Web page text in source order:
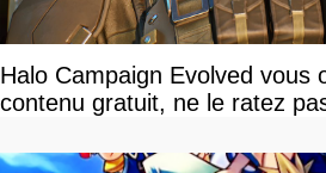
Halo Campaign Evolved vous
contenu gratuit, ne le ratez